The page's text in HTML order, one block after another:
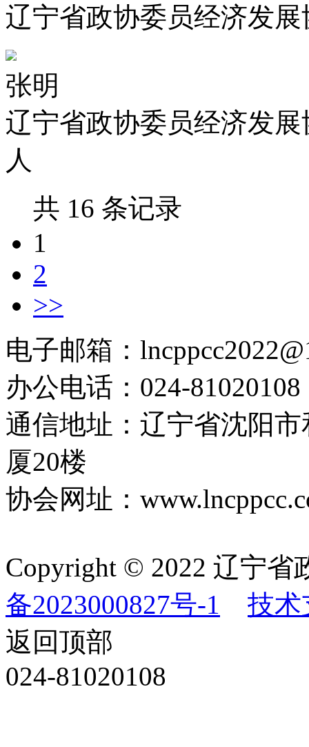
辽宁省政协委员经济发
张明
辽宁省政协委员经济发
人
共 16 条记录
1
2
>>
电子邮箱：
办公电话：024-81020108
通信地址：辽宁省沈阳
厦20楼
协会网址：
Copyright © 2022 辽宁
备2023000827号-1
技术
返回顶部
024-81020108